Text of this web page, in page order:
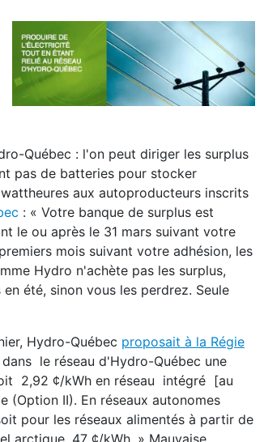
Québec : l'on peut diriger les surplus
pas de batteries pour stocker
aux autoproducteurs inscrits
: « Votre banque de surplus est
le ou après le 31 mars suivant votre
mois suivant votre adhésion, les
Hydro n'achète pas les surplus,
été, sinon vous les perdrez. Seule
Hydro-Québec proposait à la Régie
le réseau d'Hydro-Québec une
2,92 ¢/kWh en réseau intégré [au
(Option II). En réseaux autonomes
pour les réseaux alimentés à partir de
arctique, 47 ¢/kWh. » Mauvaise